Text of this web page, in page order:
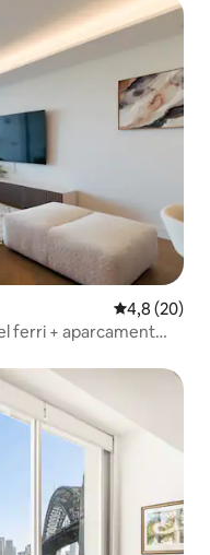
4,8 de
4,8 (20)
ferri + aparcament